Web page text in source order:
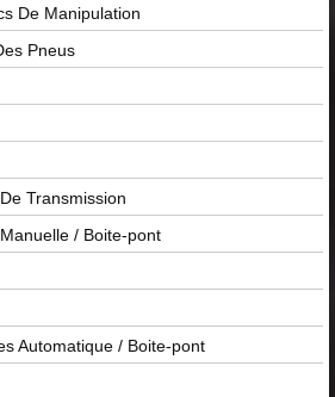
De Manipulation
Pneus
Transmission
/ Boite-pont
Automatique / Boite-pont